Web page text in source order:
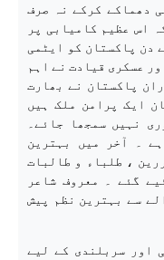
دھماکے کرکے نہ صرف
اس عظیم کامیابی پر
دن پاکستان کو ایٹمی
عسکری قیادت نے اہم
پاکستان نے بھارت
ایک پرامن ملک ہیں
نہیں سمجھا جائے۔
۔ آخر میں بہترین
، طلباء و طالبات
گئے ۔ معروف شاعر
سے بہترین نظم پیش
اور سربلندی کے لیے